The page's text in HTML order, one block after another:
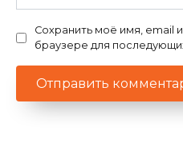
Сохранить моё имя, email
браузере для